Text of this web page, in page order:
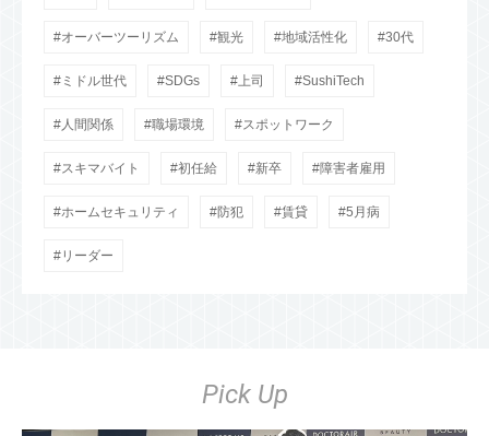
オーバーツーリズム 観光 地域活性化 30代
ミドル世代 SDGs 上司 SushiTech
人間関係 職場環境 スポットワーク
スキマバイト 初任給 新卒 障害者雇用
ホームセキュリティ 防犯 賃貸 5月病
リーダー
Pick Up